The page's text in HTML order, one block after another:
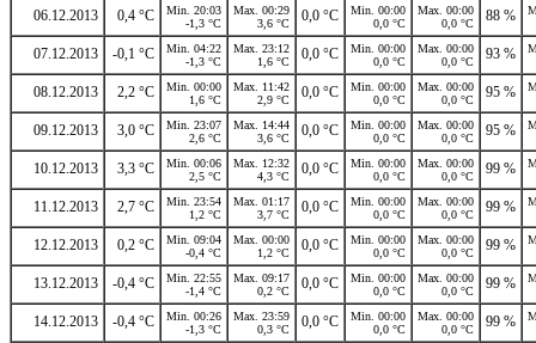
06.12.2013 0,4 °C
Min. 20:03
-1,3 °C
Max. 00:29
3,6 °C
0,0 °C
Min. 00:00
0,0 °C
Max. 00:00
0,0 °C
88 %
07.12.2013 -0,1 °C
Min. 04:22
-1,3 °C
Max. 23:12
1,6 °C
0,0 °C
Min. 00:00
0,0 °C
Max. 00:00
0,0 °C
93 %
08.12.2013 2,2 °C
Min. 00:00
1,6 °C
Max. 11:42
2,9 °C
0,0 °C
Min. 00:00
0,0 °C
Max. 00:00
0,0 °C
95 %
09.12.2013 3,0 °C
Min. 23:07
2,6 °C
Max. 14:44
3,6 °C
0,0 °C
Min. 00:00
0,0 °C
Max. 00:00
0,0 °C
95 %
10.12.2013 3,3 °C
Min. 00:06
2,5 °C
Max. 12:32
4,3 °C
0,0 °C
Min. 00:00
0,0 °C
Max. 00:00
0,0 °C
99 %
11.12.2013 2,7 °C
Min. 23:54
1,2 °C
Max. 01:17
3,7 °C
0,0 °C
Min. 00:00
0,0 °C
Max. 00:00
0,0 °C
99 %
12.12.2013 0,2 °C
Min. 09:04
-0,4 °C
Max. 00:00
1,2 °C
0,0 °C
Min. 00:00
0,0 °C
Max. 00:00
0,0 °C
99 %
13.12.2013 -0,4 °C
Min. 22:55
-1,4 °C
Max. 09:17
0,2 °C
0,0 °C
Min. 00:00
0,0 °C
Max. 00:00
0,0 °C
99 %
14.12.2013 -0,4 °C
Min. 00:26
-1,3 °C
Max. 23:59
0,3 °C
0,0 °C
Min. 00:00
0,0 °C
Max. 00:00
0,0 °C
99 %